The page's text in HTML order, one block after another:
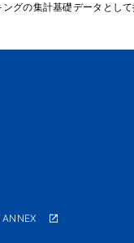
グの集計基礎データとして